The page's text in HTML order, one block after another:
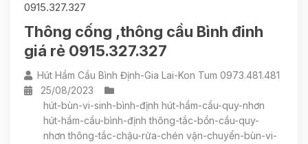
0915.327.327
Thông cống ,thông cầu Bình đinh
giá rẻ 0915.327.327
Hút Hầm Cầu Bình Định-Gia Lai-Kon Tum 0973.481.481
25/08/2023
hút-bùn-vi-sinh-bình-định hút-hầm-cầu-quy-nhơn
hút-hầm-cầu-bình-định thông-tắc-bồn-cầu-quy-
nhơn thông-tắc-chậu-rửa-chén vận-chuyển-bùn-vi-